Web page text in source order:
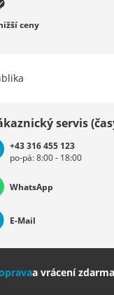
ceny
Österreich
Italia (Italiano)
servis
+43 316 455 123
po-pá: 8:00 - 18:00
WhatsApp
E-Mail
a vrácení